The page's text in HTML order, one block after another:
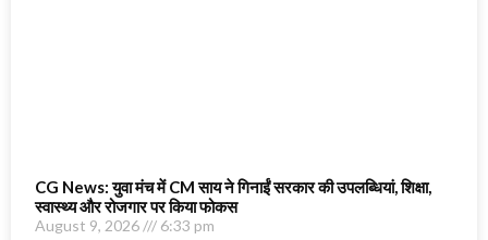
CG News: युवा मंच में CM साय ने गिनाईं सरकार की उपलब्धियां, शिक्षा,
स्वास्थ्य और रोजगार पर किया फोकस
August 9, 2026 6:33 pm